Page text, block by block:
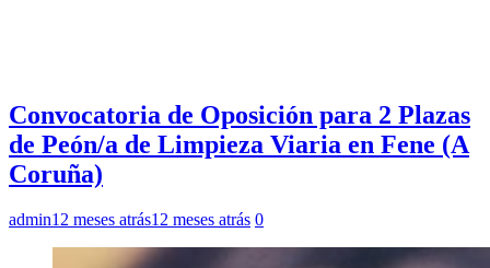
Convocatoria de Oposición para 2 Plazas
de Peón/a de Limpieza Viaria en Fene (A
Coruña)
admin12 meses atrás12 meses atrás 0